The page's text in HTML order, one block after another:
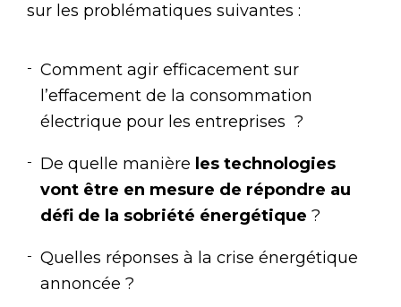
sur les problématiques suivantes :
Comment agir efficacement sur
l’effacement de la consommation
électrique pour les entreprises ?
De quelle manière les technologies
vont être en mesure de répondre au
défi de la sobriété énergétique ?
Quelles réponses à la crise énergétique
annoncée ?